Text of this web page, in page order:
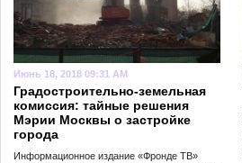
Июнь 18, 2018 09:31 AM
Градостроительно-земельная
комиссия: тайные решения
Мэрии Москвы о застройке
города
Информационное издание «Фронде ТВ»